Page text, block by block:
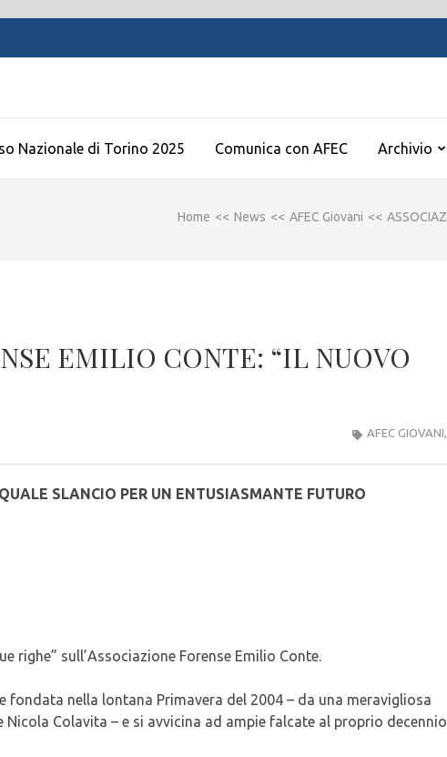
Nazionale di Torino 2025 Comunica con AFEC Archivio
Home << News << AFEC Giovani <<
EMILIO CONTE: “IL NUOVO
AFEC GIOVANI
SLANCIO PER UN ENTUSIASMANTE FUTURO
righe” sull’Associazione Forense Emilio Conte.
fondata nella lontana Primavera del 2004 – da una meravigliosa
Colavita – e si avvicina ad ampie falcate al proprio